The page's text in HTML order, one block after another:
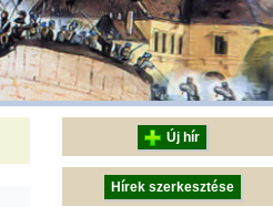
Új hír
Hírek szerkesztése